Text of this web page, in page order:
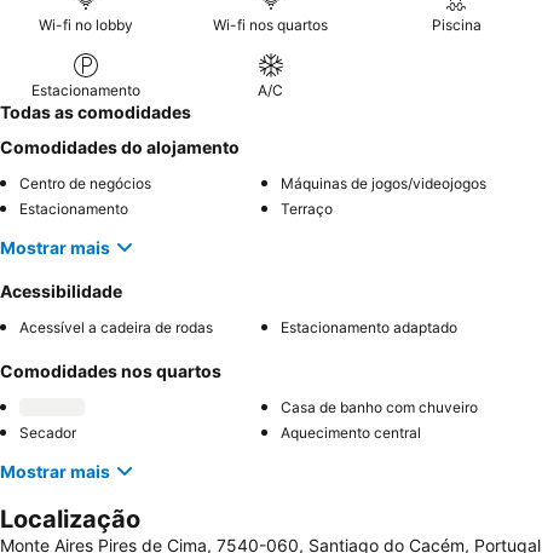
Wi-fi no lobby Wi-fi nos quartos Piscina
Estacionamento A/C
Todas as comodidades
Comodidades do alojamento
Centro de negócios
Máquinas de jogos/videojogos
Estacionamento
Terraço
Mostrar mais
Acessibilidade
Acessível a cadeira de rodas Estacionamento adaptado
Comodidades nos quartos
Casa de banho com chuveiro
Secador
Aquecimento central
Mostrar mais
Localização
Monte Aires Pires de Cima, 7540-060, Santiago do Cacém, Portugal